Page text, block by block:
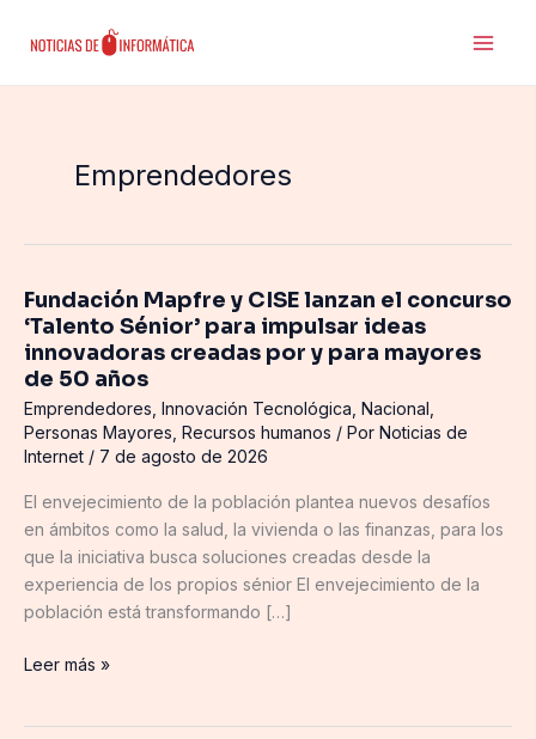
Emprendedores
Fundación Mapfre y CISE lanzan el concurso
‘Talento Sénior’ para impulsar ideas
innovadoras creadas por y para mayores
de 50 años
Emprendedores Innovación Tecnológica Nacional
Personas Mayores Recursos humanos / Por Noticias de
Internet / 7 de agosto de 2026
El envejecimiento de la población plantea nuevos desafíos
en ámbitos como la salud, la vivienda o las finanzas, para los
que la iniciativa busca soluciones creadas desde la
experiencia de los propios sénior El envejecimiento de la
población está transformando […]
Fundación
Mapfre
y
CISE
lanzan
el
concurso
‘Talento
Sénior’
impulsar
ideas
creadas
Leer más »